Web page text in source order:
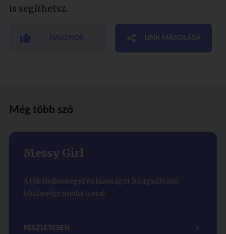
is segíthetsz.
HASZNOS LINK MÁSOLÁSA
Még több szó
Messy Girl
A tökéletlenséget és lazaságot hangsúlyozó
közösségi média trend.
RÉSZLETESEN